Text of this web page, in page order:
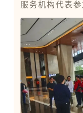
服务机构代表参